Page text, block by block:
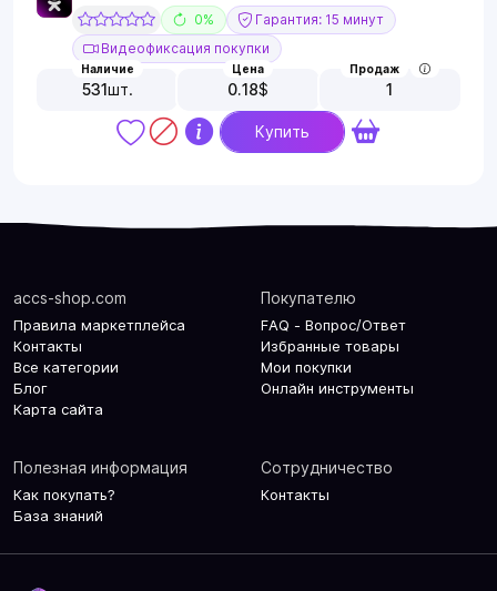
0%
Гарантия: 15 минут
Видеофиксация покупки
Наличие
531шт.
Цена
0.18$
Продаж
1
Купить
accs-shop.com
Правила маркетплейса
Контакты
Все категории
Блог
Карта сайта
Покупателю
FAQ - Вопрос/Ответ
Избранные товары
Мои покупки
Онлайн инструменты
Полезная информация
Как покупать?
База знаний
Сотрудничество
Контакты